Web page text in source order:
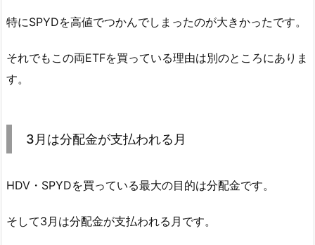
特にSPYDを高値でつかんでしまったのが大きかったです。
それでもこの両ETFを買っている理由は別のところにありま
す。
3月は分配金が支払われる月
HDV・SPYDを買っている最大の目的は分配金です。
そして3月は分配金が支払われる月です。